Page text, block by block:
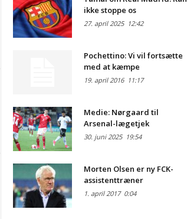
ikke stoppe os
27. april 202512:42
Pochettino: Vi vil fortsætte
med at kæmpe
19. april 201611:17
Medie: Nørgaard til
Arsenal-lægetjek
30. juni 202519:54
Morten Olsen er ny FCK-
assistenttræner
1. april 20170:04